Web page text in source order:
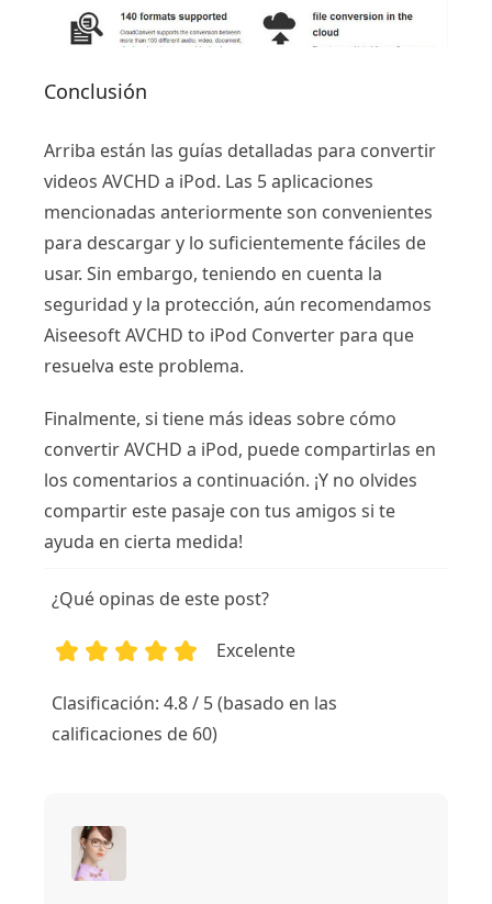
Conclusión
Arriba están las guías detalladas para convertir
videos AVCHD a iPod. Las 5 aplicaciones
mencionadas anteriormente son convenientes
para descargar y lo suficientemente fáciles de
usar. Sin embargo, teniendo en cuenta la
seguridad y la protección, aún recomendamos
Aiseesoft AVCHD to iPod Converter para que
resuelva este problema.
Finalmente, si tiene más ideas sobre cómo
convertir AVCHD a iPod, puede compartirlas en
los comentarios a continuación. ¡Y no olvides
compartir este pasaje con tus amigos si te
ayuda en cierta medida!
¿Qué opinas de este post?
Excelente
Clasificación: 4.8 / 5 (basado en las
calificaciones de 60)